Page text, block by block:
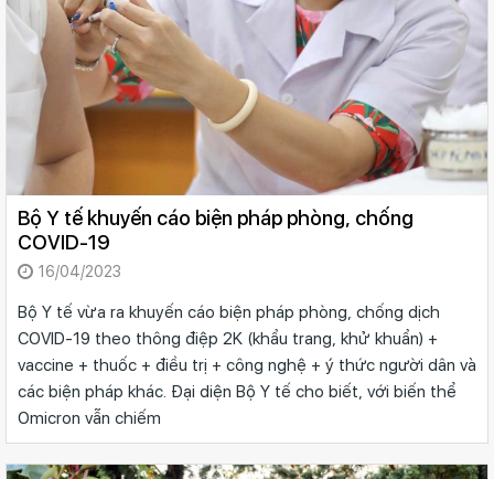
Bộ Y tế khuyến cáo biện pháp phòng, chống
COVID-19
16/04/2023
Bộ Y tế vừa ra khuyến cáo biện pháp phòng, chống dịch
COVID-19 theo thông điệp 2K (khẩu trang, khử khuẩn) +
vaccine + thuốc + điều trị + công nghệ + ý thức người dân và
các biện pháp khác. Đại diện Bộ Y tế cho biết, với biến thể
Omicron vẫn chiếm